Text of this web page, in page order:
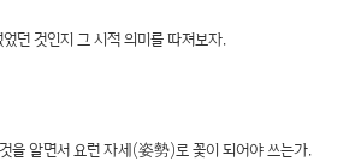
던 것인지 그 시적 의미를 따져보자.
을 알면서 요런 자세(姿勢)로 꽃이 되어야 쓰는가.